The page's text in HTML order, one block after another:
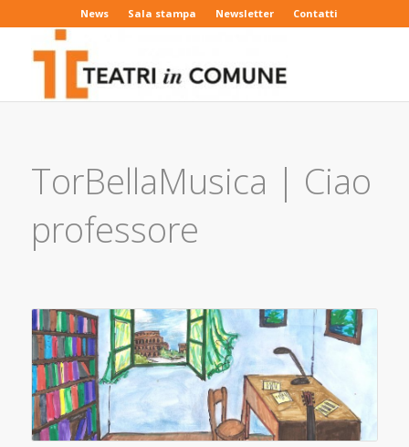
News Sala stampa Newsletter Contatti
TorBellaMusica | Ciao
professore